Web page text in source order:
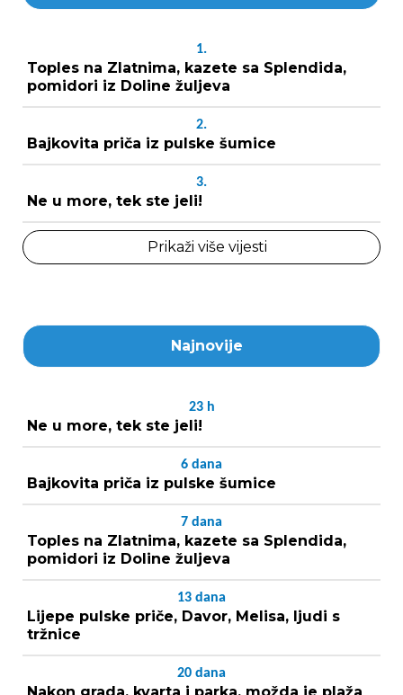
1.
Toples na Zlatnima, kazete sa Splendida,
pomidori iz Doline žuljeva
2.
Bajkovita priča iz pulske šumice
3.
Ne u more, tek ste jeli!
Prikaži više vijesti
Najnovije
23 h
Ne u more, tek ste jeli!
6 dana
Bajkovita priča iz pulske šumice
7 dana
Toples na Zlatnima, kazete sa Splendida,
pomidori iz Doline žuljeva
13 dana
Lijepe pulske priče, Davor, Melisa, ljudi s
tržnice
20 dana